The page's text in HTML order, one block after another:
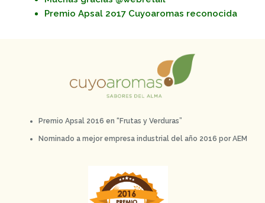
Premio Apsal 2o17 Cuyoaromas reconocida
Premio Apsal 2016 en “Frutas y Verduras”
Nominado a mejor empresa industrial del año 2016 por AEM